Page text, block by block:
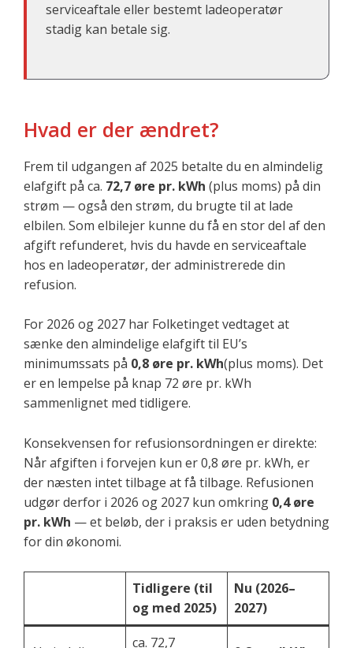
serviceaftale eller bestemt ladeoperatør
stadig kan betale sig.
Hvad er der ændret?
Frem til udgangen af 2025 betalte du en almindelig
elafgift på ca. 72,7 øre pr. kWh (plus moms) på din
strøm — også den strøm, du brugte til at lade
elbilen. Som elbilejer kunne du få en stor del af den
afgift refunderet, hvis du havde en serviceaftale
hos en ladeoperatør, der administrerede din
refusion.
For 2026 og 2027 har Folketinget vedtaget at
sænke den almindelige elafgift til EU’s
minimumssats på 0,8 øre pr. kWh(plus moms). Det
er en lempelse på knap 72 øre pr. kWh
sammenlignet med tidligere.
Konsekvensen for refusionsordningen er direkte:
Når afgiften i forvejen kun er 0,8 øre pr. kWh, er
der næsten intet tilbage at få tilbage. Refusionen
udgør derfor i 2026 og 2027 kun omkring 0,4 øre
pr. kWh — et beløb, der i praksis er uden betydning
for din økonomi.
Tidligere (til
og med 2025)
Nu (2026–
2027)
ca. 72,7